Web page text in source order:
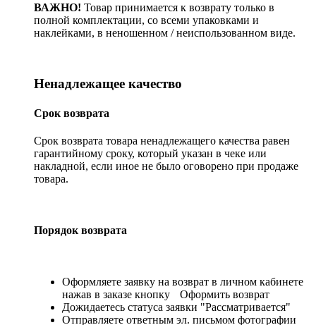
ВАЖНО! Товар принимается к возврату только в
полной комплектации, со всеми упаковками и
наклейками, в неношенном / неиспользованном виде.
Ненадлежащее качество
Срок возврата
Срок возврата товара ненадлежащего качества равен
гарантийному сроку, который указан в чеке или
накладной, если иное не было оговорено при продаже
товара.
Порядок возврата
Оформляете заявку на возврат в личном кабинете
нажав в заказе кнопку
Оформить возврат
Дожидаетесь статуса заявки "Рассматривается"
Отправляете ответным эл. письмом фотографии